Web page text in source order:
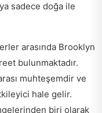
sadece doğa ile
arasında Brooklyn
bulunmaktadır.
muhteşemdir ve
hale gelir.
biri olarak